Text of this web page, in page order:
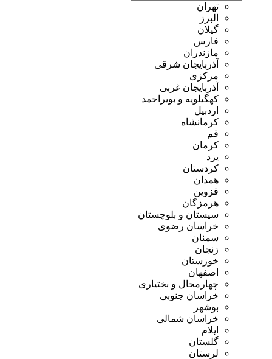
تهران
البرز
گیلان
فارس
مازندران
آذربایجان شرقی
مرکزی
آذربایجان غربی
کهگیلویه و بویراحمد
اردبیل
کرمانشاه
قم
کرمان
یزد
کردستان
همدان
قزوین
هرمزگان
سیستان و بلوچستان
خراسان رضوی
سمنان
زنجان
خوزستان
اصفهان
چهارمحال و بختیاری
خراسان جنوبی
بوشهر
خراسان شمالی
ایلام
گلستان
لرستان